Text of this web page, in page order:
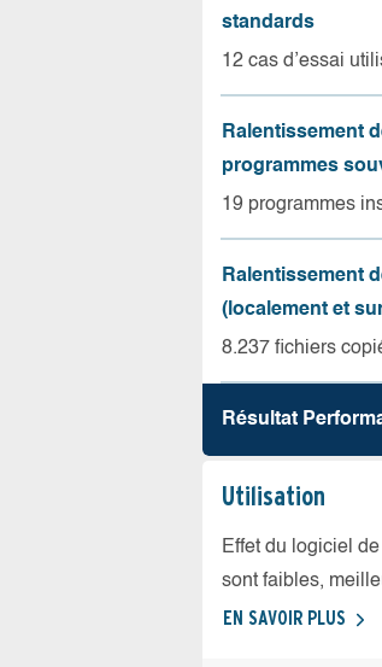
standards
12 cas d’essai
Ralentissement
programmes
19 programmes
Ralentissement
(localement et
8.237 fichiers
Résultat
Utilisation
Effet du logiciel
sont faibles,
EN SAVOIR PLUS